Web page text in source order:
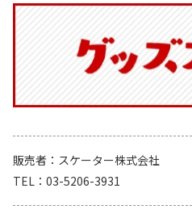
販売者
スケーター株式会社
TEL
03-5206-3931